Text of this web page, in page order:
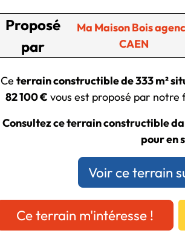
Proposé
par
Ma Maison Bois
CAEN
Ce terrain constructible de 333 m²
82 100 € vous est proposé par notre
Consultez ce terrain constructible
pour en
Voir ce terrain
Ce terrain m'intéresse !